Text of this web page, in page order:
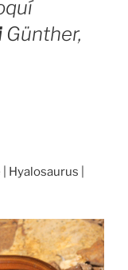
Günther,
Hyalosaurus |